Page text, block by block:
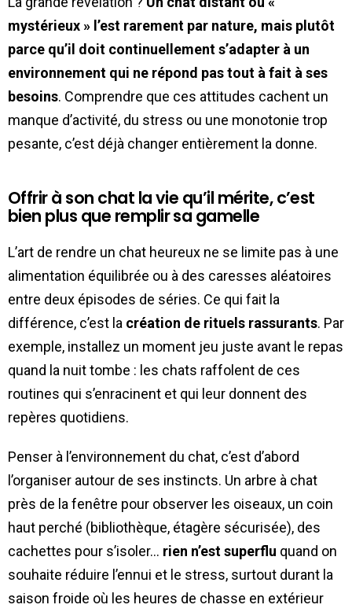
mystérieux » l’est rarement par nature, mais plutôt
parce qu’il doit continuellement s’adapter à un
environnement qui ne répond pas tout à fait à ses
besoins. Comprendre que ces attitudes cachent un
manque d’activité, du stress ou une monotonie trop
pesante, c’est déjà changer entièrement la donne.
Offrir à son chat la vie qu’il mérite, c’est
bien plus que remplir sa gamelle
L’art de rendre un chat heureux ne se limite pas à une
alimentation équilibrée ou à des caresses aléatoires
entre deux épisodes de séries. Ce qui fait la
différence, c’est la création de rituels rassurants. Par
exemple, installez un moment jeu juste avant le repas
quand la nuit tombe : les chats raffolent de ces
routines qui s’enracinent et qui leur donnent des
repères quotidiens.
Penser à l’environnement du chat, c’est d’abord
l’organiser autour de ses instincts. Un arbre à chat
près de la fenêtre pour observer les oiseaux, un coin
haut perché (bibliothèque, étagère sécurisée), des
cachettes pour s’isoler… rien n’est superflu quand on
souhaite réduire l’ennui et le stress, surtout durant la
saison froide où les heures de chasse en extérieur